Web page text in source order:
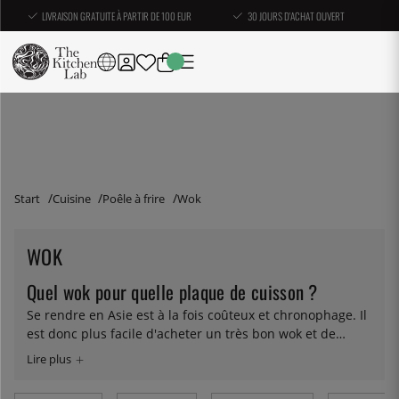
LIVRAISON GRATUITE À PARTIR DE 100 EUR 30 JOURS D'ACHAT OUVERT
Start Cuisine Poêle à frire Wok
WOK
Quel wok pour quelle plaque de cuisson ?
Se rendre en Asie est à la fois coûteux et chronophage. Il
est donc plus facile d'acheter un très bon wok et de
ramener chez soi au moins une partie de la délicieuse
cuisine de ce continent. Ici, nous avons de très bons woks
adaptés à la fois aux brûleurs à gaz et aux plaques